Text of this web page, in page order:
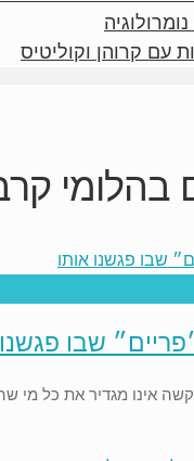
עם קרוהן וקוליטיס
בהלומי
שבו
אינו מגדיר את כל